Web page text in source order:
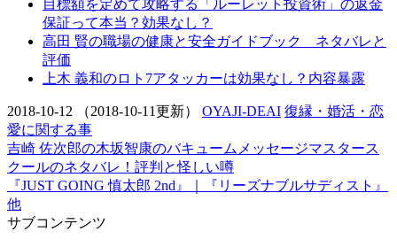
目標額を定めて攻略する「ルーレット投資術」の返金
保証って本当？効果なし？
高田 賢の職場の健康と安全ガイドブック ネタバレと
評価
上木 義和のロト7アタッカーは効果なし？内容暴露
2018-10-12 （2018-10-11更新） OYAJI-DEAI 復縁・婚活・恋
愛に関する事
吉崎 佐次郎の木坂智康のバキュームメッセージマスタース
クールのネタバレ！評判と怪しい噂
『JUST GOING 慎太郎 2nd』｜『リーズナブルサディスト』
他
サブコンテンツ